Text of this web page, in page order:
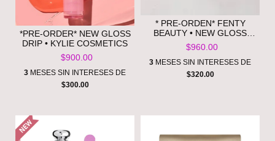
*PRE-ORDER* NEW GLOSS
DRIP • KYLIE COSMETICS
$900.00
3 MESES SIN INTERESES DE
$300.00
* PRE-ORDEN* FENTY
BEAUTY • NEW GLOSS
BOMB HEAT UNIVERSAL
LIP LUMINIZER + PLUMPER
$960.00
3 MESES SIN INTERESES DE
$320.00